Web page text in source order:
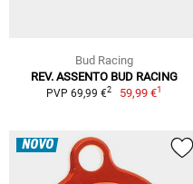
Bud Racing
REV. ASSENTO BUD RACING
PVP 69,99 €2 59,99 €1
NOVO